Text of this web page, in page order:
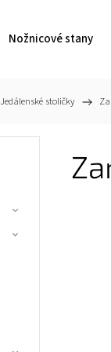
Nožnicové stany
Jedálenské stoličky /